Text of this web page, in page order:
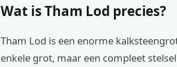
Wat is Tham Lod precies?
Tham Lod is een enorme
enkele grot, maar een compleet